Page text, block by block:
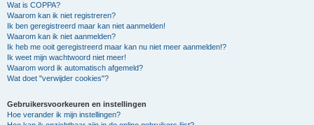
Wat is COPPA?
Waarom kan ik niet registreren?
Ik ben geregistreerd maar kan niet aanmelden!
Waarom kan ik niet aanmelden?
Ik heb me ooit geregistreerd maar kan nu niet meer aanmelden!?
Ik weet mijn wachtwoord niet meer!
Waarom word ik automatisch afgemeld?
Wat doet "verwijder cookies"?
Gebruikersvoorkeuren en instellingen
Hoe verander ik mijn instellingen?